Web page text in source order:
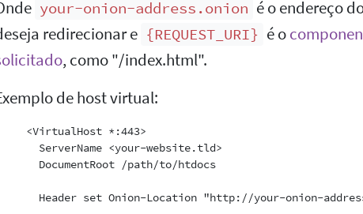
your-onion-address.onion é o endereço
redirecionar e {REQUEST_URI} é o
, como "/index.html".
de host virtual:
<VirtualHost *:443>
ServerName <your-website.tld>
DocumentRoot /path/to/htdocs
Header set Onion-Location "http://your-onion-